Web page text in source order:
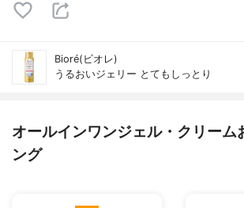
Bioré(ビオレ)
うるおいジェリー とてもしっとり
オールインワンジェル・クリーム
ング